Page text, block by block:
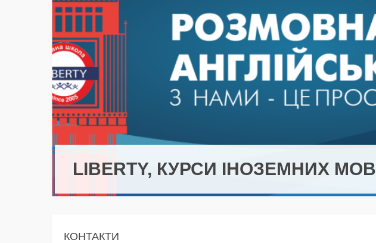
LIBERTY, КУРСИ ІНОЗЕМНИХ МОВ
КОНТАКТИ